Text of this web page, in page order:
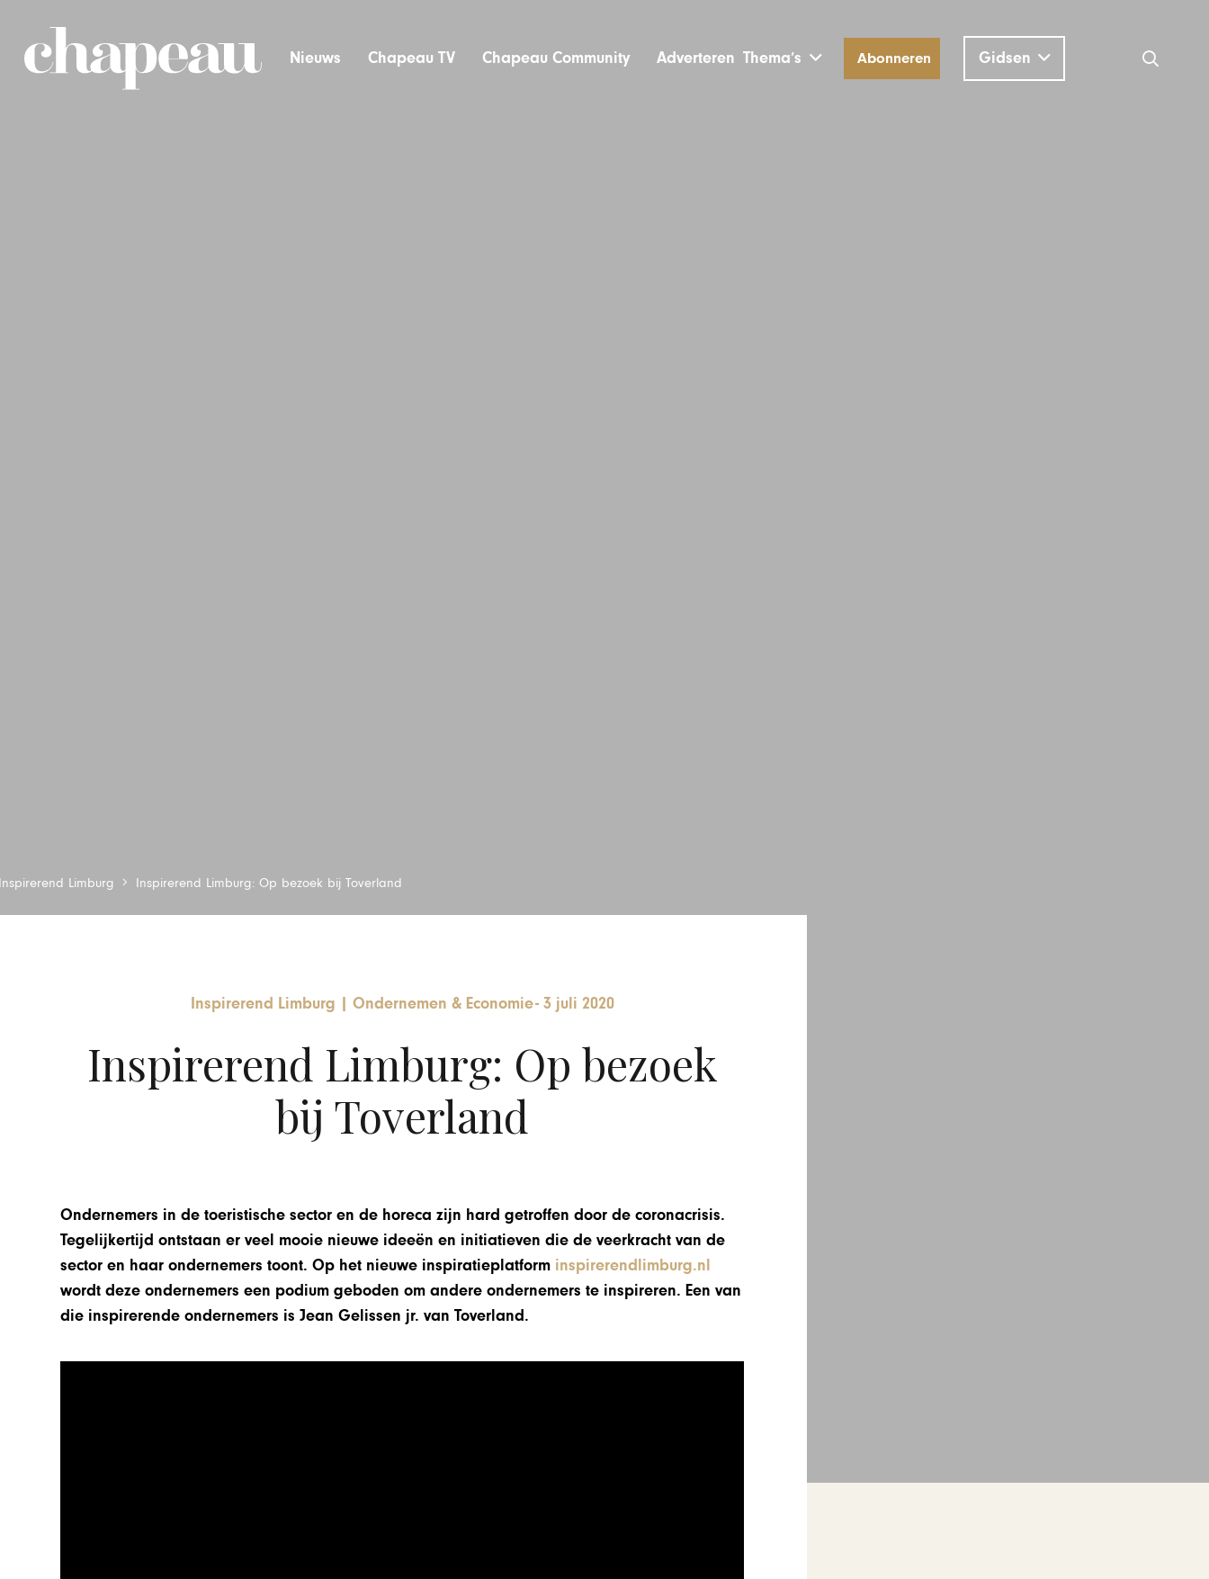
Nieuws Chapeau TV Chapeau Community Adverteren Thema’s Abonneren Gidsen
Limburg Inspirerend Limburg: Op bezoek bij Toverland
Inspirerend Limburg Ondernemen & Economie- 3 juli 2020
Inspirerend Limburg: Op bezoek
bij Toverland
Ondernemers in de toeristische sector en de horeca zijn hard getroffen door de coronacrisis.
Tegelijkertijd ontstaan er veel mooie nieuwe ideeën en initiatieven die de veerkracht van de
sector en haar ondernemers toont. Op het nieuwe inspiratieplatform inspirerendlimburg.nl
wordt deze ondernemers een podium geboden om andere ondernemers te inspireren. Een van
die inspirerende ondernemers is Jean Gelissen jr. van Toverland.